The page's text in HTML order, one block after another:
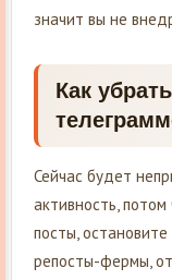
значит вы не
Как
Сейчас будет
активность,
посты,
репосты-фермы,